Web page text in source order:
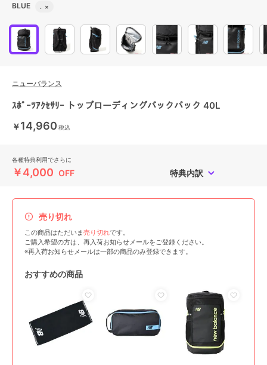
BLUE . ×
ニューバランス
ｽﾎﾟｰﾂｱｸｾｻﾘｰ トップローディングバックパック 40L
￥14,960 税込
各種特典利用でさらに
￥4,000 OFF 特典内訳
売り切れ
この商品はただいま売り切れです。
ご購入希望の方は、再入荷お知らせメールをご登録ください。
※再入荷お知らせメールは一部の商品のみ登録できます。
おすすめの商品